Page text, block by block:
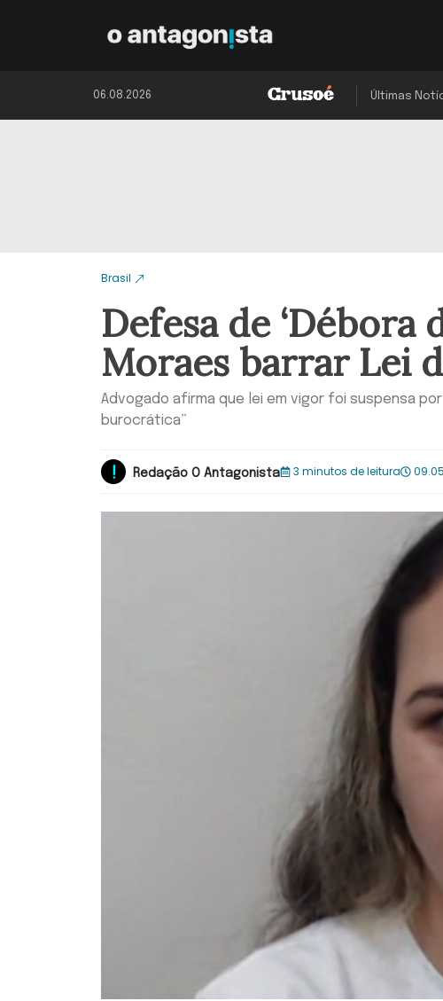
06.08.2026 Últimas
Brasil
Defesa de ‘Débora
Moraes barrar Lei
Advogado afirma que lei em vigor foi suspensa
burocrática”
Redação O Antagonista 3 minutos de leitura